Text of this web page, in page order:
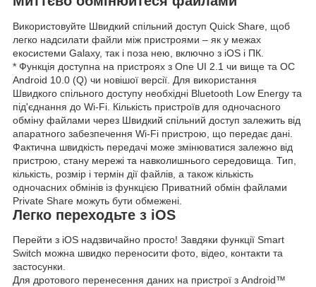
Використовуйте Швидкий спільний доступ Quick Share, щоб
легко надсилати файли між пристроями – як у межах
екосистеми Galaxy, так і поза нею, включно з iOS і ПК.
* Функція доступна на пристроях з One UI 2.1 чи вище та ОС
Android 10.0 (Q) чи новішої версії. Для використання
Швидкого спільного доступу необхідні Bluetooth Low Energy та
під'єднання до Wi-Fi. Кількість пристроїв для одночасного
обміну файлами через Швидкий спільний доступ залежить від
апаратного забезпечення Wi-Fi пристрою, що передає дані.
Фактична швидкість передачі може змінюватися залежно від
пристрою, стану мережі та навколишнього середовища. Тип,
кількість, розмір і термін дії файлів, а також кількість
одночасних обмінів із функцією Приватний обмін файлами
Private Share можуть бути обмежені.
Легко переходьте з iOS
Перейти з iOS надзвичайно просто! Завдяки функції Smart
Switch можна швидко переносити фото, відео, контакти та
застосунки.
Для дротового перенесення даних на пристрої з Android™